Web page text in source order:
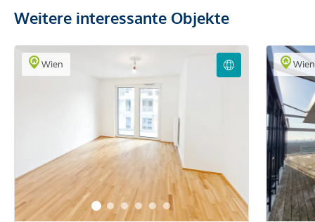
Weitere interessante Objekte
Wien Wien